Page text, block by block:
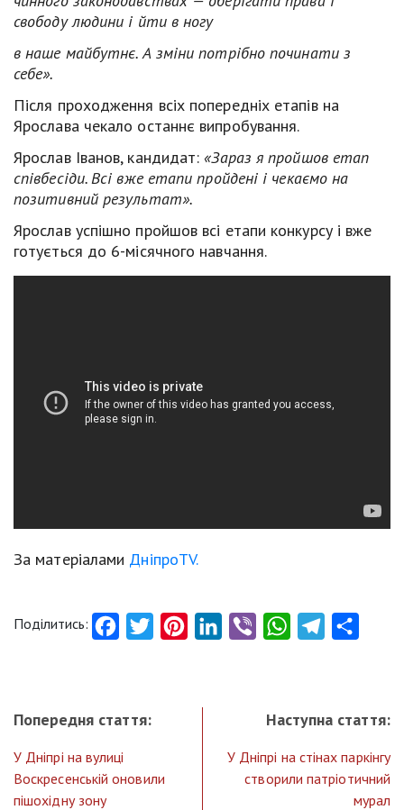
свободу людини і йти в ногу
в наше майбутнє. А зміни потрібно починати з
себе».
Після проходження всіх попередніх етапів на
Ярослава чекало останнє випробування.
Ярослав Іванов, кандидат:«Зараз я пройшов етап
співбесіди. Всі вже етапи пройдені і чекаємо на
позитивний результат».
Ярослав успішно пройшов всі етапи конкурсу і вже
готується до 6-місячного навчання.
За матеріалами ДніпроTV.
Поділитись: FacebookTwitter PinterestLinkedInViber WhatsAppTelegram
Попередня стаття:
У Дніпрі на вулиці
Воскресенській оновили
пішохідну зону
Наступна стаття:
У Дніпрі на стінах паркінгу
створили патріотичний
мурал